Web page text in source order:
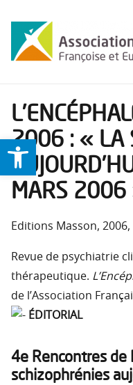
Ouvrir la barre d’outils
2006 : « LA
MARS 2006
Editions Masson,
Revue de psychiatrie
thérapeutique.
de l’Association
ÉDITORIAL
4e Rencontres de
schizophrénies